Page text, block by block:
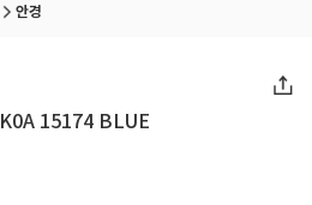
안경
15174 BLUE